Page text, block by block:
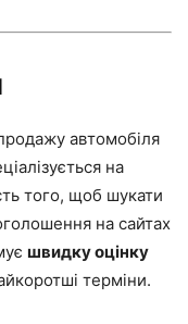
автомобіля
на
того, щоб шукати
на сайтах
швидку оцінку
терміни.